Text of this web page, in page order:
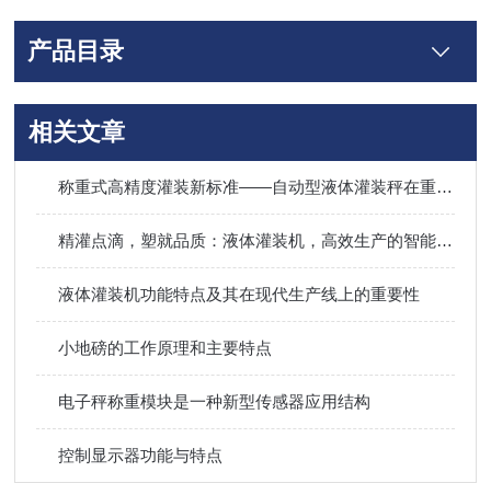
产品目录
相关文章
称重式高精度灌装新标准——自动型液体灌装秤在重工业领域的应用
精灌点滴，塑就品质：液体灌装机，高效生产的智能引擎
液体灌装机功能特点及其在现代生产线上的重要性
小地磅的工作原理和主要特点
电子秤称重模块是一种新型传感器应用结构
控制显示器功能与特点